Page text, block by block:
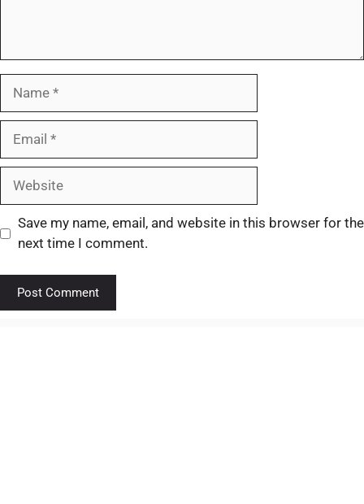
Save my name, email, and website in this browser for the
next time I comment.